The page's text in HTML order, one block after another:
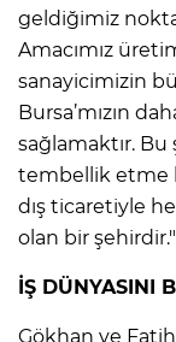
geldiğimiz
Amacımız
sanayicimizin
Bursa’mızın
sağlamaktır.
tembellik etme
dış ticaretiyle
olan bir şehirdir."
İŞ DÜNYASINI
Gökhan ve